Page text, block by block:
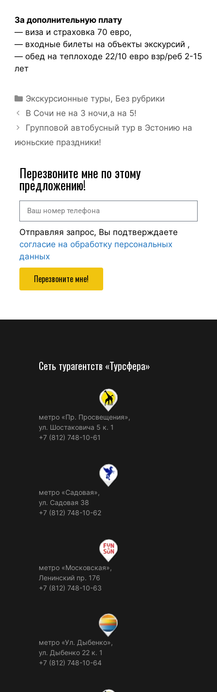
За дополнительную плату
— виза и страховка 70 евро,
— входные билеты на объекты экскурсий ,
— обед на теплоходе 22/10 евро взр/реб 2-15
лет
Экскурсионные туры, Без рубрики
В Сочи не на 3 ночи,а на 5!
Групповой автобусный тур в Эстонию на
июньские праздники!
Перезвоните мне по этому
предложению!
Отправляя запрос, Вы подтверждаете
согласие на обработку персональных
данных
Перезвоните мне!
Сеть турагентств «Турсфера»
метро «Пр. Просвещения»,
ул. Шостаковича 5 к. 1
+7 (812) 748-10-61
метро «Садовая»,
ул. Садовая 38
+7 (812) 748-10-62
метро «Московская»,
Ленинский пр. 176
+7 (812) 748-10-63
метро «Ул. Дыбенко»,
ул. Дыбенко 22 к. 1
+7 (812) 748-10-64